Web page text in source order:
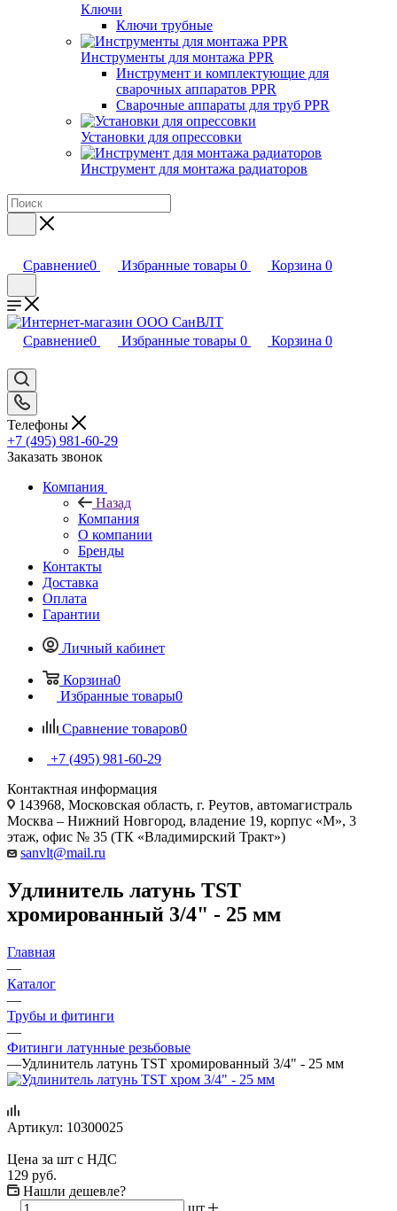
Ключи
Ключи трубные
Инструменты для монтажа PPR
Инструмент и комплектующие для
сварочных аппаратов PPR
Сварочные аппараты для труб PPR
Установки для опрессовки
Инструмент для монтажа радиаторов
Сравнение0 Избранные товары 0 Корзина 0
Сравнение0 Избранные товары 0 Корзина 0
Телефоны
+7 (495) 981-60-29
Заказать звонок
Компания
Назад
Компания
О компании
Бренды
Контакты
Доставка
Оплата
Гарантии
Личный кабинет
Корзина0
Избранные товары0
Сравнение товаров0
+7 (495) 981-60-29
Контактная информация
143968, Московская область, г. Реутов, автомагистраль
Москва – Нижний Новгород, владение 19, корпус «М», 3
этаж, офис № 35 (ТК «Владимирский Тракт»)
sanvlt@mail.ru
Удлинитель латунь TST
хромированный 3/4" - 25 мм
Главная
—
Каталог
—
Трубы и фитинги
—
Фитинги латунные резьбовые
—Удлинитель латунь TST хромированный 3/4" - 25 мм
Артикул: 10300025
Цена за шт с НДС
129 руб.
Нашли дешевле?
шт